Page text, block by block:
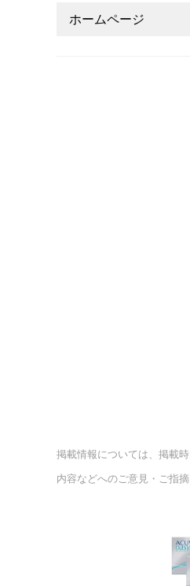
ホームページ
掲載情報については、掲載
内容などへのご意見・ご指摘